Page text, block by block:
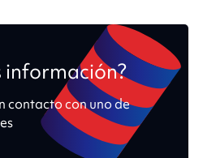
información?
contacto con uno de